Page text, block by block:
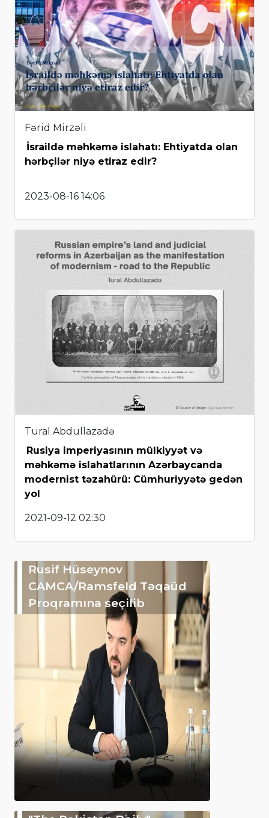
Fərid Mirzəli
İsraildə məhkəmə islahatı: Ehtiyatda olan
hərbçilər niyə etiraz edir?
2023-08-16 14:06
Tural Abdullazadə
Rusiya imperiyasının mülkiyyət və
məhkəmə islahatlarının Azərbaycanda
modernist təzahürü: Cümhuriyyətə gedən
yol
2021-09-12 02:30
Rusif Hüseynov
CAMCA/Ramsfeld Təqaüd
Proqramına seçilib